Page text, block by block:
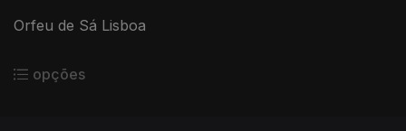
Orfeu de Sá Lisboa
opções